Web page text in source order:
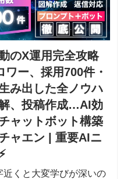
のX運用完全攻略
ー、採用700件・
み出した全ノウハ
、投稿作成…AI効
ャットボット構築
ャエン | 重要AIニ
くと大変学びが深いの